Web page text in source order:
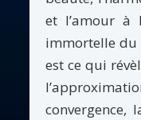
et l’amour à
immortelle du
est ce qui
convergence,